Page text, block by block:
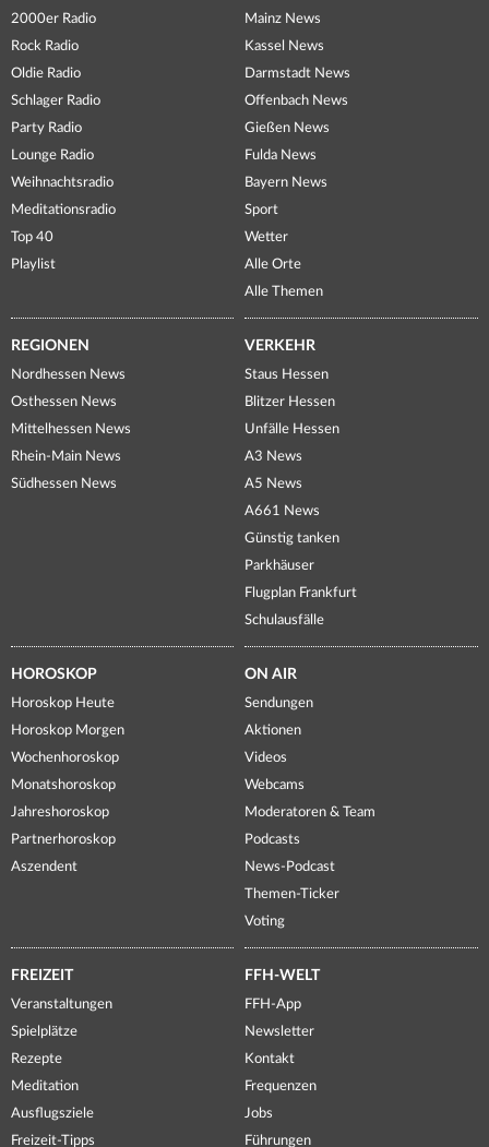
2000er Radio
Rock Radio
Oldie Radio
Schlager Radio
Party Radio
Lounge Radio
Weihnachtsradio
Meditationsradio
Top 40
Playlist
Mainz News
Kassel News
Darmstadt News
Offenbach News
Gießen News
Fulda News
Bayern News
Sport
Wetter
Alle Orte
Alle Themen
REGIONEN
Nordhessen News
Osthessen News
Mittelhessen News
Rhein-Main News
Südhessen News
VERKEHR
Staus Hessen
Blitzer Hessen
Unfälle Hessen
A3 News
A5 News
A661 News
Günstig tanken
Parkhäuser
Flugplan Frankfurt
Schulausfälle
HOROSKOP
Horoskop Heute
Horoskop Morgen
Wochenhoroskop
Monatshoroskop
Jahreshoroskop
Partnerhoroskop
Aszendent
ON AIR
Sendungen
Aktionen
Videos
Webcams
Moderatoren & Team
Podcasts
News-Podcast
Themen-Ticker
Voting
FREIZEIT
Veranstaltungen
Spielplätze
Rezepte
Meditation
Ausflugsziele
Freizeit-Tipps
FFH-WELT
FFH-App
Newsletter
Kontakt
Frequenzen
Jobs
Führungen